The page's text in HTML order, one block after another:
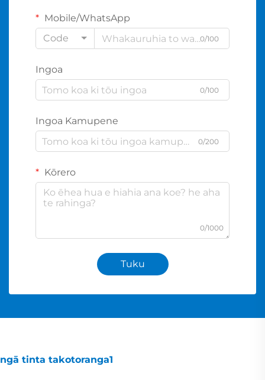
Mobile/WhatsApp
Code
0/100
Ingoa
0/100
Ingoa Kamupene
0/200
Kōrero
0/1000
Tuku
ngā tinta takotoranga1